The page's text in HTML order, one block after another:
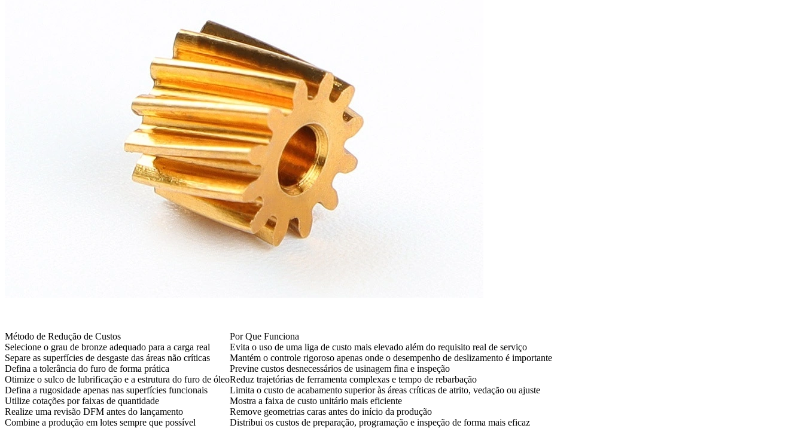
Método de Redução de Custos
Por Que Funciona
Selecione o grau de bronze adequado para a carga real
Evita o uso de uma liga de custo mais elevado além do requisito real de serviço
Separe as superfícies de desgaste das áreas não críticas
Mantém o controle rigoroso apenas onde o desempenho de deslizamento é importante
Defina a tolerância do furo de forma prática
Previne custos desnecessários de usinagem fina e inspeção
Otimize o sulco de lubrificação e a estrutura do furo de óleoReduz trajetórias de ferramenta complexas e tempo de rebarbação
Defina a rugosidade apenas nas superfícies funcionais
Limita o custo de acabamento superior às áreas críticas de atrito, vedação ou ajuste
Utilize cotações por faixas de quantidade
Mostra a faixa de custo unitário mais eficiente
Realize uma revisão DFM antes do lançamento
Remove geometrias caras antes do início da produção
Combine a produção em lotes sempre que possível
Distribui os custos de preparação, programação e inspeção de forma mais eficaz